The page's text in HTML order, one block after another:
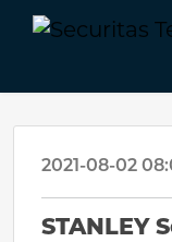
2021-08-02
STANLEY